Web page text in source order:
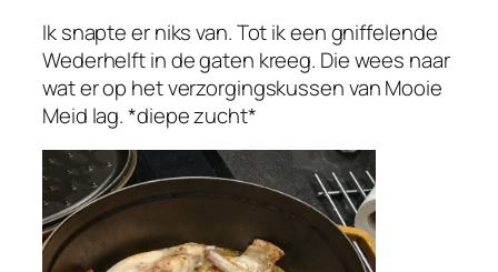
Ik snapte er niks van. Tot ik een gniffelende
Wederhelft in de gaten kreeg. Die wees naar
wat er op het verzorgingskussen van Mooie
Meid lag. *diepe zucht*